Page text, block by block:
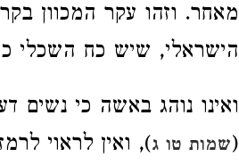
מאחר. וזהו עקר המכוון
הישראלי, שיש כח השכלי
ואינו נוהג באשה כי
(שמות טו ג), ואין לראוי